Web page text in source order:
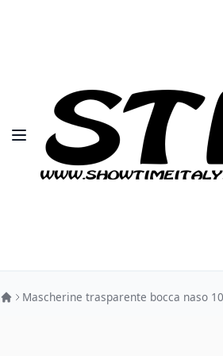
Toggle Nav
Mascherine trasparente bocca naso